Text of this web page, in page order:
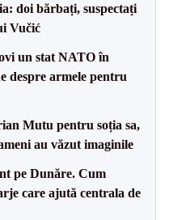
doi bărbați, suspectați
Vučić
un stat NATO în
despre armele pentru
Mutu pentru soția sa,
au văzut imaginile
pe Dunăre. Cum
care ajută centrala de